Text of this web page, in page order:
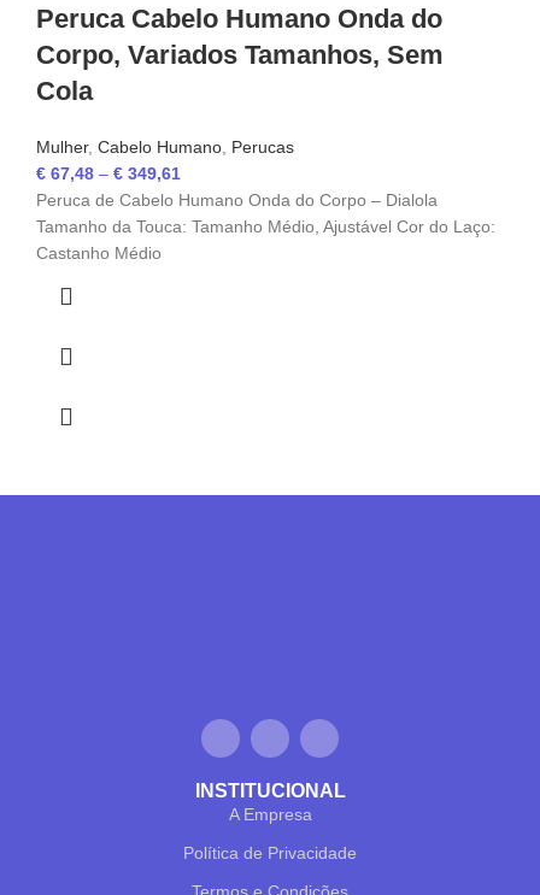
Peruca Cabelo Humano Onda do
Corpo, Variados Tamanhos, Sem
Cola
Mulher, Cabelo Humano, Perucas
€ 67,48 – € 349,61
Peruca de Cabelo Humano Onda do Corpo – Dialola
Tamanho da Touca: Tamanho Médio, Ajustável Cor do Laço:
Castanho Médio
INSTITUCIONAL
A Empresa
Política de Privacidade